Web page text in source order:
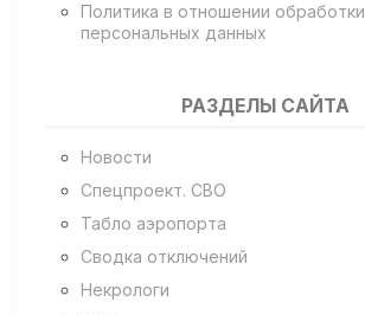
Политика в отношении обработки
персональных данных
РАЗДЕЛЫ САЙТА
Новости
Спецпроект. СВО
Табло аэропорта
Сводка отключений
Некрологи